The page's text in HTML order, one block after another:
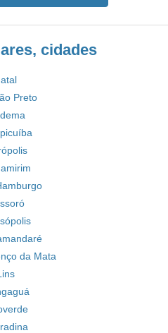
cidades
Preto
da Mata